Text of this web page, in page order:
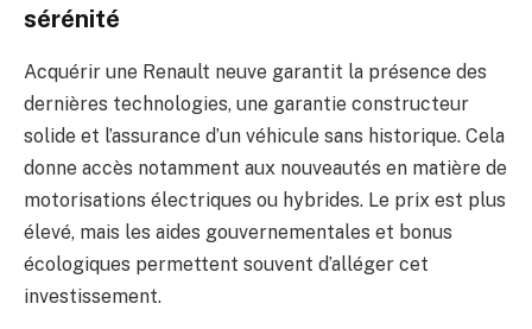
sérénité
Acquérir une Renault neuve garantit la présence des
dernières technologies, une garantie constructeur
solide et l’assurance d’un véhicule sans historique. Cela
donne accès notamment aux nouveautés en matière de
motorisations électriques ou hybrides. Le prix est plus
élevé, mais les aides gouvernementales et bonus
écologiques permettent souvent d’alléger cet
investissement.